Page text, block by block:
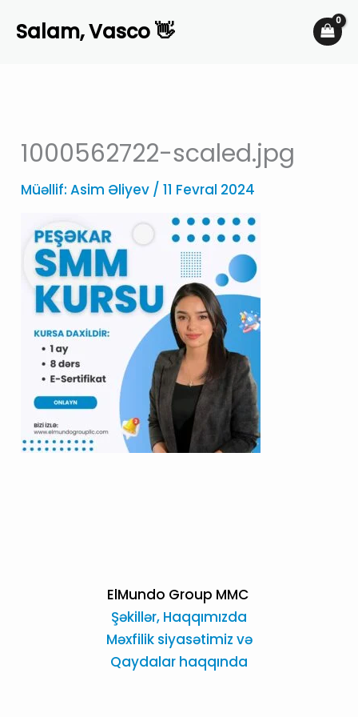
Salam, Vasco 👋
1000562722-scaled.jpg
Müəllif:Asim Əliyev /11 Fevral 2024
ElMundo Group MMC
Şəkillər, Haqqımızda
Məxfilik siyasətimiz və
Qaydalar haqqında